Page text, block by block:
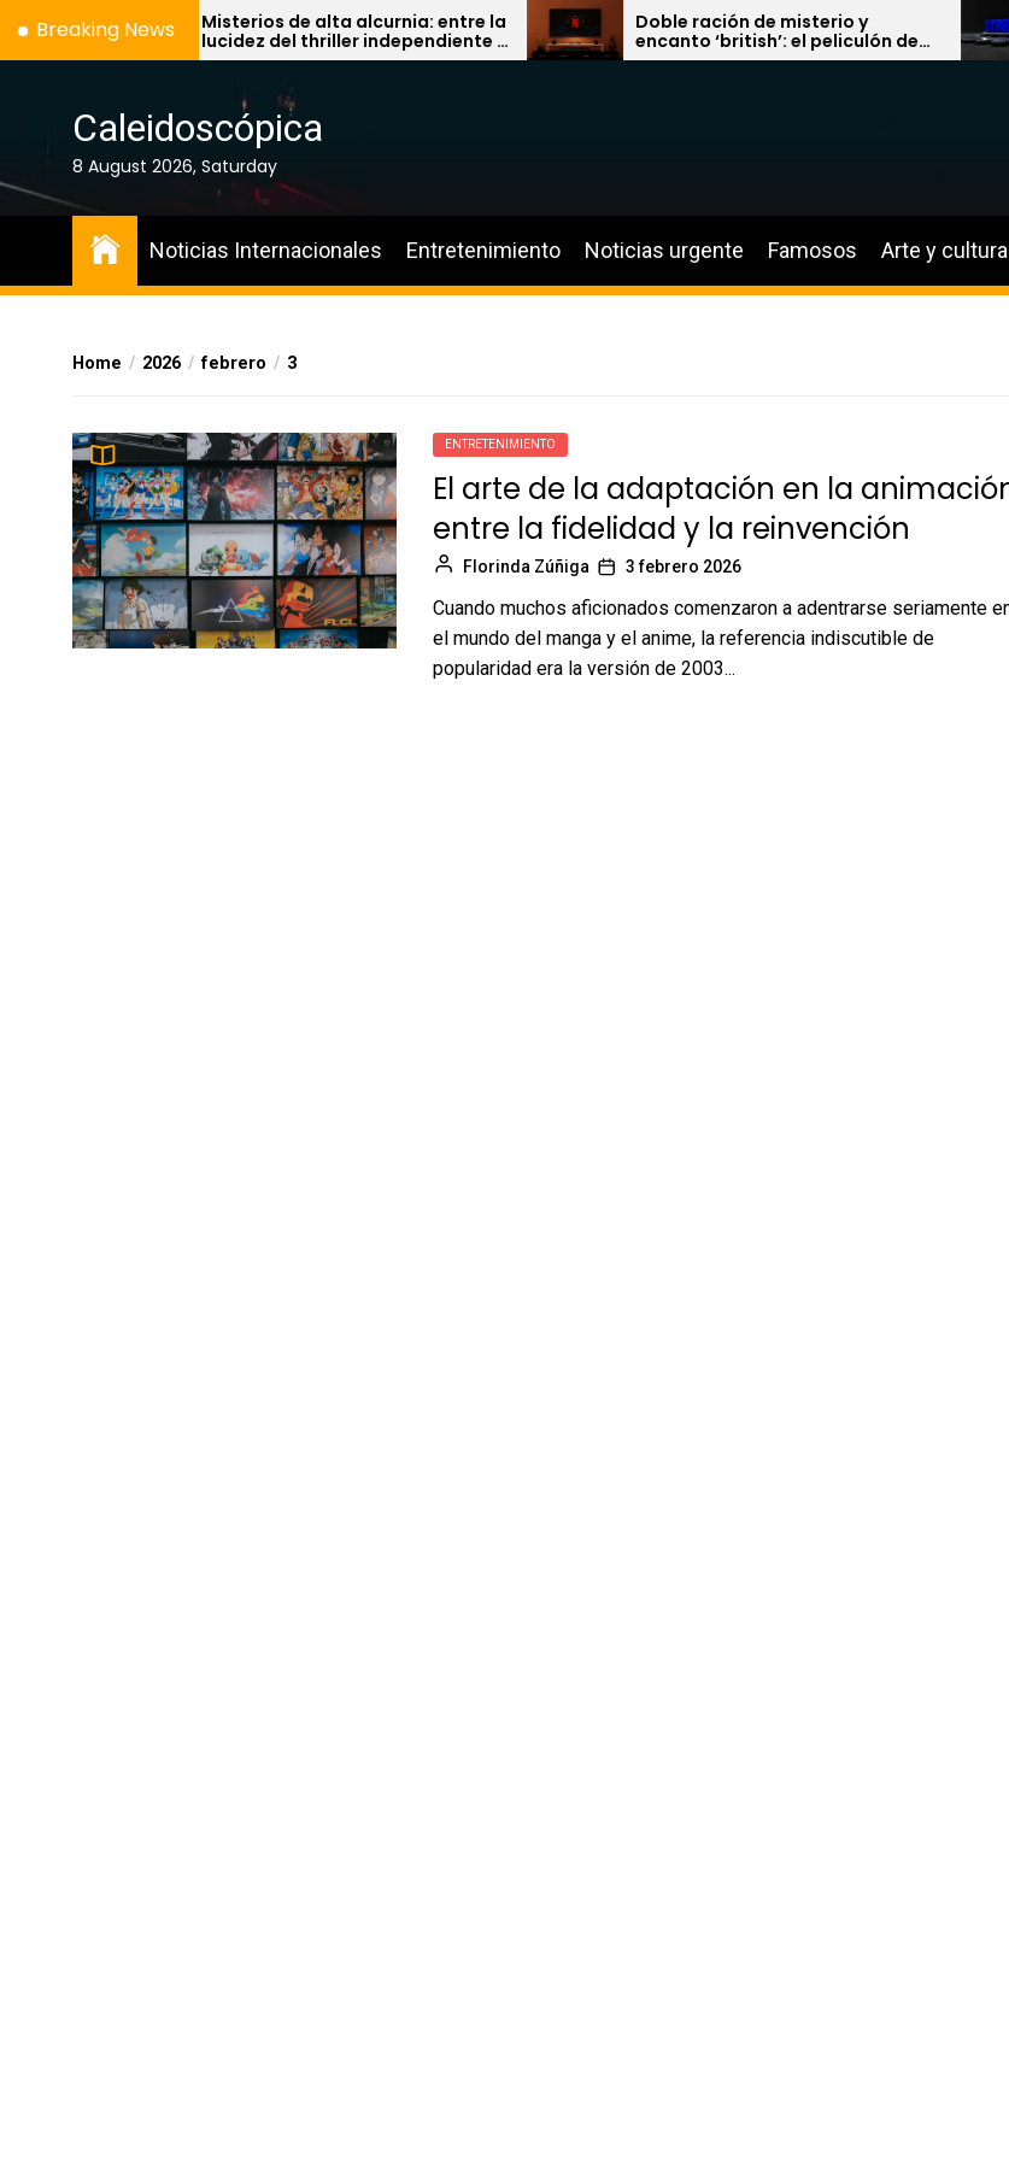
Breaking NewsMisterios de alta alcurnia: entre la
lucidez del thriller independiente y
la pereza del algoritmo
Doble ración de misterio y
encanto ‘british’: el peliculón de
Hugh Grant y el inminente estreno
Caleidoscópica
8 August 2026, Saturday
Noticias Internacionales Entretenimiento Noticias urgente Famosos Arte y cultura
Home 2026 febrero 3
ENTRETENIMIENTO
El arte de la adaptación en la
entre la fidelidad y la reinvención
Florinda Zúñiga 3 febrero 2026
Cuando muchos aficionados comenzaron a adentrarse seriamente
el mundo del manga y el anime, la referencia indiscutible de
popularidad era la versión de 2003...